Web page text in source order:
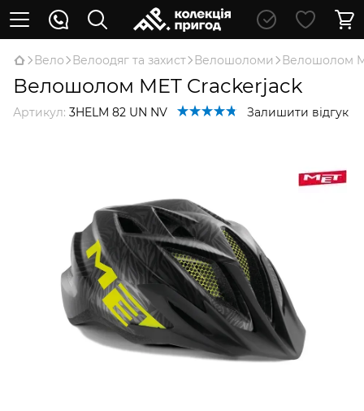
Вело Велоодяг та захист Велошоломи Велошолом
Велошолом MET Crackerjack
Артикул: 3HELM 82 UN NV Залишити відгук